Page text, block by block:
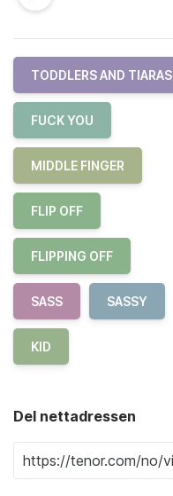
TODDLERS AND TIARAS
FUCK YOU
MIDDLE FINGER
FLIP OFF
FLIPPING OFF
SASS SASSY
KID
Del nettadressen